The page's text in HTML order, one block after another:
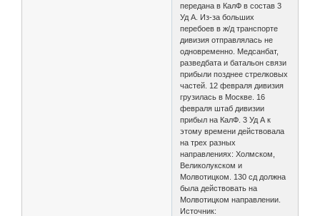
передана в КалФ в состав 3
Уд А. Из-за больших
перебоев в ж/д транспорте
дивизия отправлялась не
одновременно. Медсанбат,
разведбата и батальон связи
прибыли позднее стрелковых
частей. 12 февраля дивизия
грузилась в Москве. 16
февраля штаб дивизии
прибыл на КалФ. 3 Уд А к
этому времени действовала
на трех разных
направлениях: Холмском,
Великолукском и
Молвотицком. 130 сд должна
была действовать на
Молвотицком направлении.
Источник: